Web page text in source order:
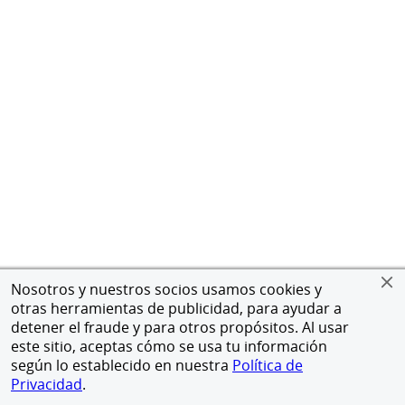
Nosotros y nuestros socios usamos cookies y
otras herramientas de publicidad, para ayudar a
detener el fraude y para otros propósitos. Al usar
este sitio, aceptas cómo se usa tu información
según lo establecido en nuestra Política de
Privacidad.